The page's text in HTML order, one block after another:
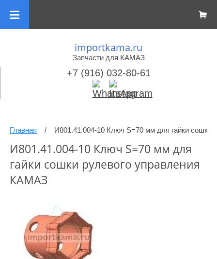
importkama.ru
Запчасти для КАМАЗ
+7 (916) 032-80-61
Главная / И801.41.004-10 Ключ S=70 мм для гайки сошки
И801.41.004-10 Ключ S=70 мм для
гайки сошки рулевого управления
КАМАЗ